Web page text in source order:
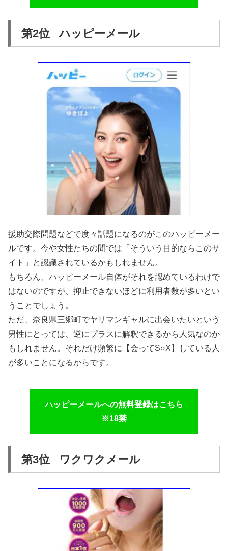
第2位 ハッピーメール
援助交際問題などで度々話題になるのがこのハッピーメー
ルです。今や女性たちの間では「そういう目的ならこのサ
イト」と認識されているかもしれません。
もちろん、ハッピーメール自体がそれを認めているわけで
はないのですが、抑止できないほどに利用者数が多いとい
うことでしょう。
ただ、奈良県三郷町でヤリマンギャルに出会いたいという
男性にとっては、逆にプラスに解釈できるから人気なのか
もしれません。それだけ頻繁に【会ってS○X】している人
が多いことになるからです。
ハッピーメールへの無料登録はこちら
※18禁
第3位 ワクワクメール